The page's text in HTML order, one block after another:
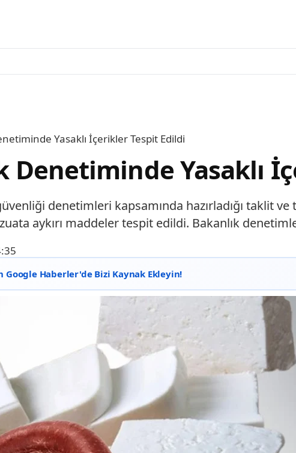
Yasaklı İçerikler Tespit Edildi
Denetiminde Yasaklı
denetimleri kapsamında hazırladığı taklit
aykırı maddeler tespit edildi. Bakanlık
Haberler'de Bizi Kaynak Ekleyin!